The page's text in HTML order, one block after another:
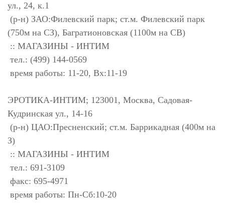
ул., 24, к.1
(р-н) ЗАО:Филевский парк; ст.м. Филевский парк
(750м на СЗ), Багратионовская (1100м на СВ)
:: МАГАЗИНЫ - ИНТИМ
тел.: (499) 144-0569
время работы: 11-20, Вх:11-19
ЭРОТИКА-ИНТИМ; 123001, Москва, Садовая-
Кудринская ул., 14-16
(р-н) ЦАО:Пресненский; ст.м. Баррикадная (400м на
З)
:: МАГАЗИНЫ - ИНТИМ
тел.: 691-3109
факс: 695-4971
время работы: Пн-Сб:10-20